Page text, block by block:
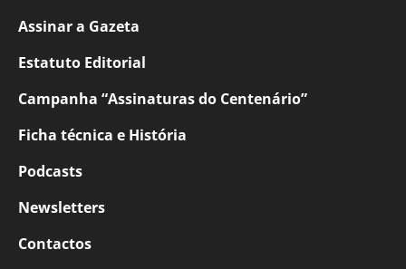
Assinar a Gazeta
Estatuto Editorial
Campanha “Assinaturas do Centenário”
Ficha técnica e História
Podcasts
Newsletters
Contactos